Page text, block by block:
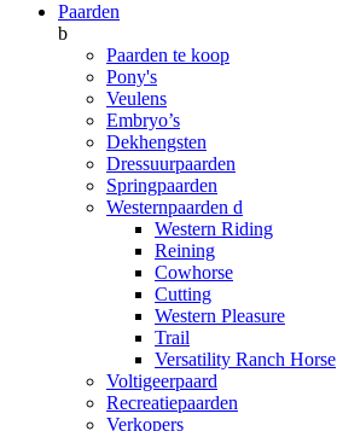
Paarden
b
Paarden te koop
Pony's
Veulens
Embryo’s
Dekhengsten
Dressuurpaarden
Springpaarden
Westernpaarden d
Western Riding
Reining
Cowhorse
Cutting
Western Pleasure
Trail
Versatility Ranch Horse
Voltigeerpaard
Recreatiepaarden
Verkopers